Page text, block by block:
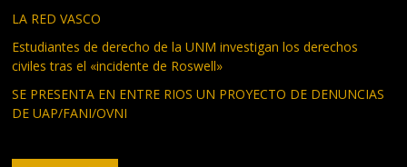
LA RED VASCO
Estudiantes de derecho de la UNM investigan los derechos
civiles tras el «incidente de Roswell»
SE PRESENTA EN ENTRE RIOS UN PROYECTO DE DENUNCIAS
DE UAP/FANI/OVNI